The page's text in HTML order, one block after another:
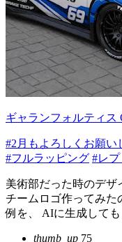
ギャランフォルティス
#2月もよろしくお願い
#フルラッピング #レプ
美術部だった時のデザ
チームロゴ作ってみた
例を、 AIに生成して
thumb_up 75